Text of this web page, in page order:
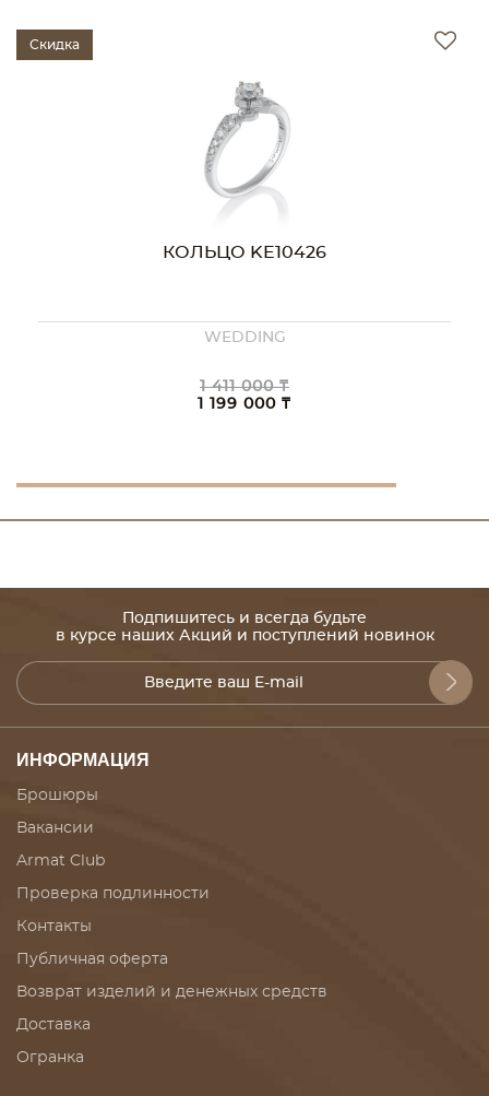
Скидка
КОЛЬЦО KE10426
WEDDING
1 411 000 ₸
1 199 000 ₸
Подпишитесь и всегда будьте
в курсе наших Акций и поступлений новинок
ИНФОРМАЦИЯ
Брошюры
Вакансии
Armat Club
Проверка подлинности
Контакты
Публичная оферта
Возврат изделий и денежных средств
Доставка
Огранка